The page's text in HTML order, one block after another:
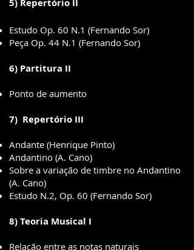
5) Repertório II
Estudo Op. 60 N.1 (Fernando Sor)
Peça Op. 44 N.1 (Fernando Sor)
6) Partitura II
Ponto de aumento
7) Repertório III
Andante (Henrique Pinto)
Andantino (A. Cano)
Sobre a variação de timbre no Andantino
(A. Cano)
Estudo N.2, Op. 60 (Fernando Sor)
8) Teoria Musical I
Relação entre as notas naturais